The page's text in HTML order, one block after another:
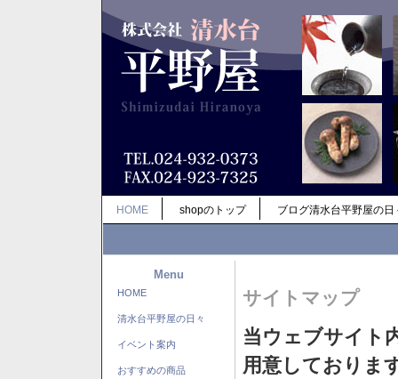
HOME shopのトップ ブログ清水台平野屋の日
Menu
HOME
清水台平野屋の日々
イベント案内
おすすめの商品
サイトマップ
当ウェブサイト
用意しておりま